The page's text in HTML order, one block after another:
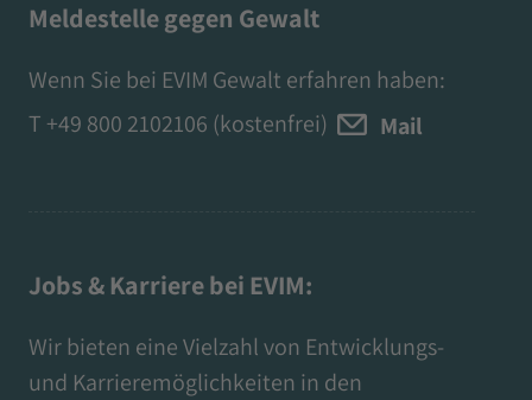
Meldestelle gegen Gewalt
Wenn Sie bei EVIM Gewalt erfahren haben:
T +49 800 2102106 (kostenfrei) Mail
Jobs & Karriere bei EVIM:
Wir bieten eine Vielzahl von Entwicklungs-
und Karrieremöglichkeiten in den